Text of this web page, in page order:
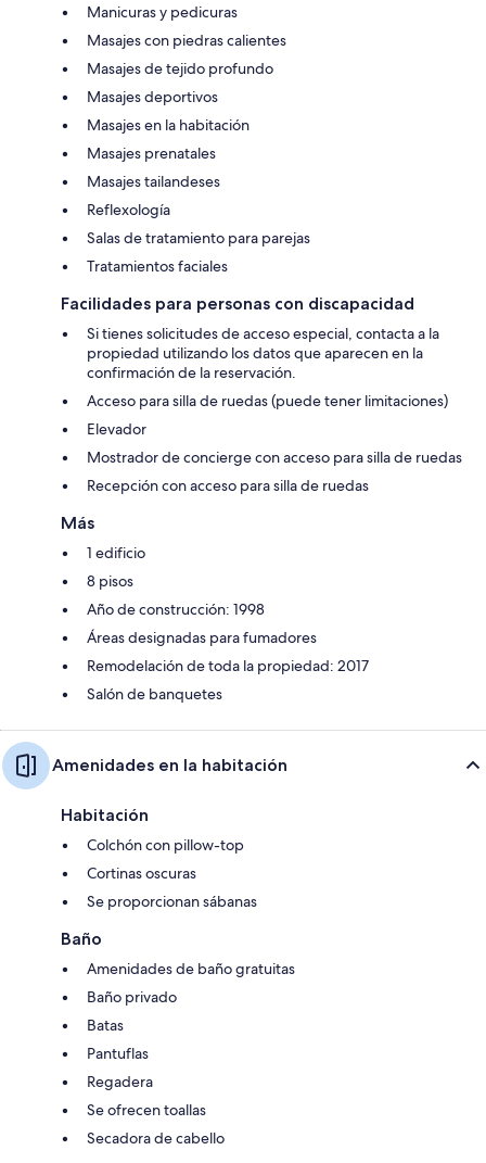
Manicuras y pedicuras
Masajes con piedras calientes
Masajes de tejido profundo
Masajes deportivos
Masajes en la habitación
Masajes prenatales
Masajes tailandeses
Reflexología
Salas de tratamiento para parejas
Tratamientos faciales
Facilidades para personas con discapacidad
Si tienes solicitudes de acceso especial, contacta a la
propiedad utilizando los datos que aparecen en la
confirmación de la reservación.
Acceso para silla de ruedas (puede tener limitaciones)
Elevador
Mostrador de concierge con acceso para silla de ruedas
Recepción con acceso para silla de ruedas
Más
1 edificio
8 pisos
Año de construcción: 1998
Áreas designadas para fumadores
Remodelación de toda la propiedad: 2017
Salón de banquetes
Amenidades en la habitación
Habitación
Colchón con pillow-top
Cortinas oscuras
Se proporcionan sábanas
Baño
Amenidades de baño gratuitas
Baño privado
Batas
Pantuflas
Regadera
Se ofrecen toallas
Secadora de cabello